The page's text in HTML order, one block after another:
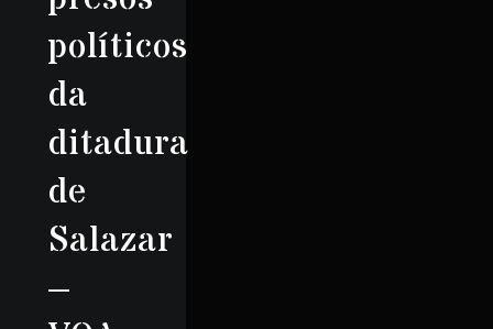
políticos
da
ditadura
de
Salazar
–